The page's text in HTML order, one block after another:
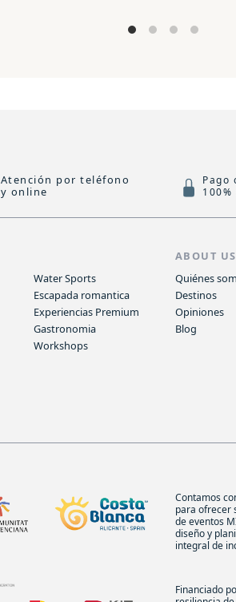
Atención por teléfono
y online
Pago
Water Sports
Escapada romantica
Experiencias Premium
Gastronomia
Workshops
ABOUT US
Quiénes
Destinos
Opiniones
Blog
Contamos
para ofrecer
de eventos
diseño y
integral de
Financiado